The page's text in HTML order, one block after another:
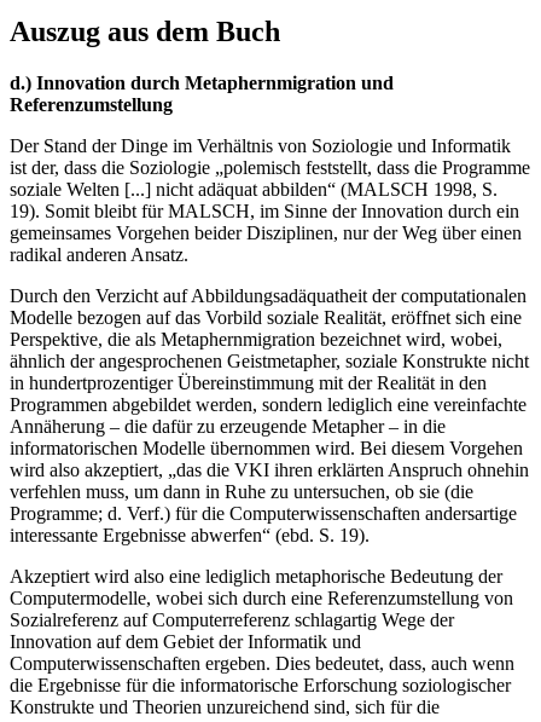
Auszug aus dem Buch
d.) Innovation durch Metaphernmigration und
Referenzumstellung
Der Stand der Dinge im Verhältnis von Soziologie und Informatik
ist der, dass die Soziologie „polemisch feststellt, dass die Programme
soziale Welten [...] nicht adäquat abbilden“ (MALSCH 1998, S.
19). Somit bleibt für MALSCH, im Sinne der Innovation durch ein
gemeinsames Vorgehen beider Disziplinen, nur der Weg über einen
radikal anderen Ansatz.
Durch den Verzicht auf Abbildungsadäquatheit der computationalen
Modelle bezogen auf das Vorbild soziale Realität, eröffnet sich eine
Perspektive, die als Metaphernmigration bezeichnet wird, wobei,
ähnlich der angesprochenen Geistmetapher, soziale Konstrukte nicht
in hundertprozentiger Übereinstimmung mit der Realität in den
Programmen abgebildet werden, sondern lediglich eine vereinfachte
Annäherung – die dafür zu erzeugende Metapher – in die
informatorischen Modelle übernommen wird. Bei diesem Vorgehen
wird also akzeptiert, „das die VKI ihren erklärten Anspruch ohnehin
verfehlen muss, um dann in Ruhe zu untersuchen, ob sie (die
Programme; d. Verf.) für die Computerwissenschaften andersartige
interessante Ergebnisse abwerfen“ (ebd. S. 19).
Akzeptiert wird also eine lediglich metaphorische Bedeutung der
Computermodelle, wobei sich durch eine Referenzumstellung von
Sozialreferenz auf Computerreferenz schlagartig Wege der
Innovation auf dem Gebiet der Informatik und
Computerwissenschaften ergeben. Dies bedeutet, dass, auch wenn
die Ergebnisse für die informatorische Erforschung soziologischer
Konstrukte und Theorien unzureichend sind, sich für die